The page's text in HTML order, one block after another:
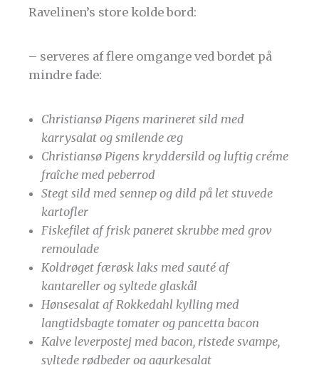
Ravelinen’s store kolde bord:
– serveres af flere omgange ved bordet på
mindre fade:
Christiansø Pigens marineret sild med
karrysalat og smilende æg
Christiansø Pigens kryddersild og luftig créme
fraîche med peberrod
Stegt sild med sennep og dild på let stuvede
kartofler
Fiskefilet af frisk paneret skrubbe med grov
remoulade
Koldrøget færøsk laks med sauté af
kantareller og syltede glaskål
Hønsesalat af Rokkedahl kylling med
langtidsbagte tomater og pancetta bacon
Kalve leverpostej med bacon, ristede svampe,
syltede rødbeder og agurkesalat